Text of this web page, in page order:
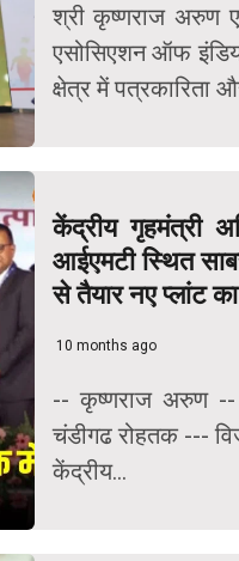
श्री कृष्णराज अरुण
एसोसिएशन ऑफ
क्षेत्र में पत्रकारिता
केंद्रीय गृहमंत्री
आईएमटी स्थित
से तैयार नए प्लांट
10 months ago
-- कृष्णराज अरुण --
चंडीगढ रोहतक ---
केंद्रीय...